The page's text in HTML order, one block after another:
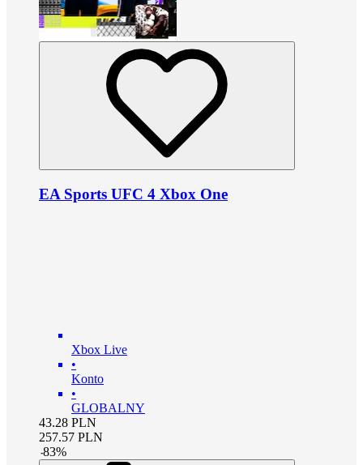
EA Sports UFC 4 Xbox One
Xbox Live
•
Konto
•
GLOBALNY
43.28 PLN
257.57 PLN
-83%